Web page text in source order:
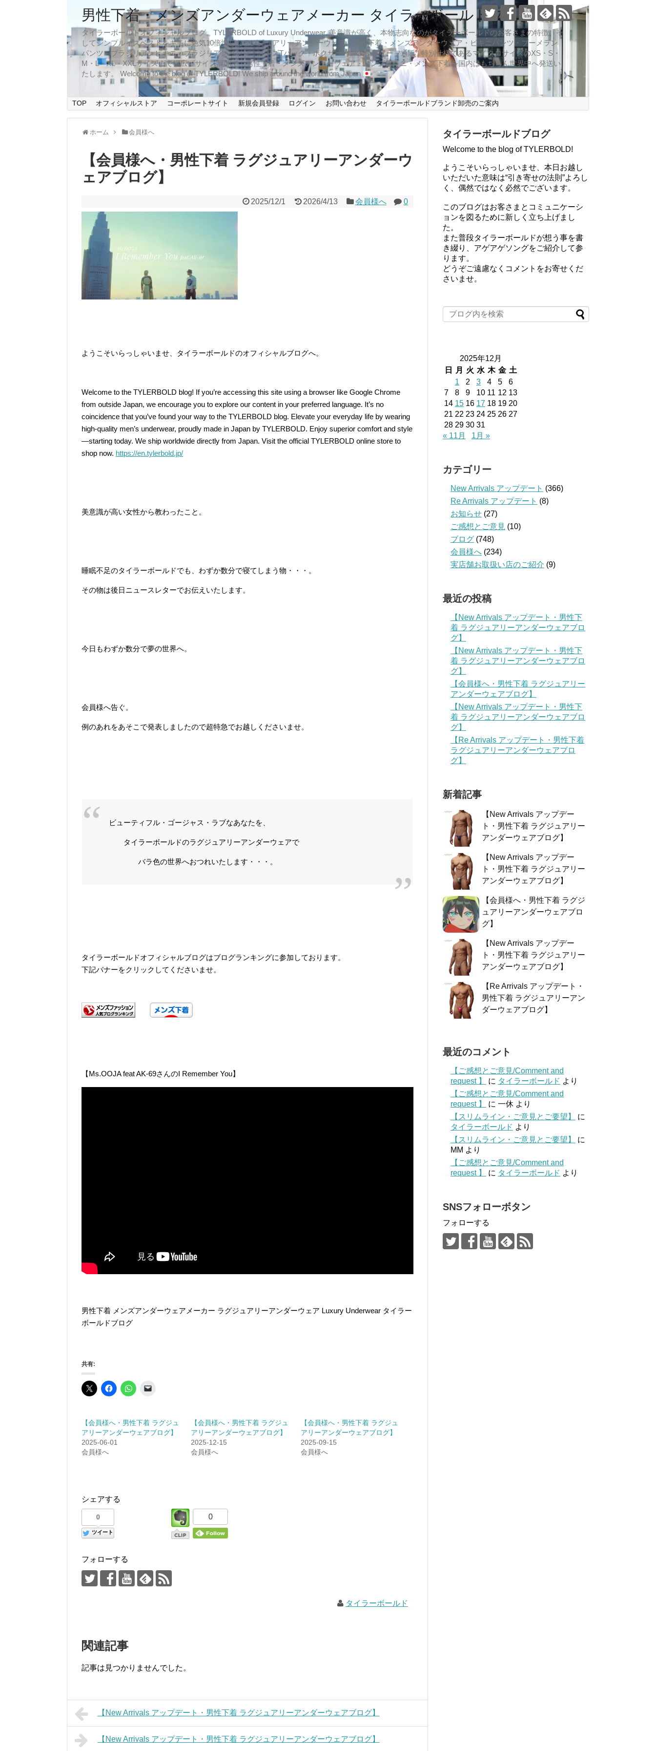
男性下着・メンズアンダーウェアメーカー タイラーボールドブログ
タイラーボールドオフィシャルブログ。TYLERBOLD of Luxury Underwear. 美意識が高く、本物志向なのがタイラーボールドのお客さまの特徴。そ
してシンプルイズベストをキモに色気10倍増しなラグジュアリーアンダーウェア・男性下着・メンズアンダーウェア・ビキニパンツ・ブーメラン
パンツ・ブラジリアンビキニ・ブラジリアンパンツ・メンズTバック・ボクサーパンツ・ブリーフ通販 | 特別仕様であるマイクロサイズのXS・S・
M・L・XL・XXLサイズまで幅広いサイズ展開で、男性下着・メンズアンダーウェア・メンズビキニ・メンズ下着を国内はもちろん世界中へ発送い
たします。 Welcome to the blog of TYLERBOLD! We ship around the world from Japan
TOP オフィシャルストア コーポレートサイト 新規会員登録 ログイン お問い合わせ タイラーボールドブランド卸売のご案内
ホーム 会員様へ
【会員様へ・男性下着 ラグジュアリーアンダーウ
ェアブログ】
2025/12/1 2026/4/13 会員様へ 0
ようこそいらっしゃいませ、タイラーボールドのオフィシャルブログへ。
Welcome to the TYLERBOLD blog! If you’re accessing this site using a browser like Google Chrome
from outside Japan, we encourage you to explore our content in your preferred language. It’s no
coincidence that you’ve found your way to the TYLERBOLD blog. Elevate your everyday life by wearing
high-quality men’s underwear, proudly made in Japan by TYLERBOLD. Enjoy superior comfort and style
—starting today. We ship worldwide directly from Japan. Visit the official TYLERBOLD online store to
shop now. https://en.tylerbold.jp/
美意識が高い女性から教わったこと。
睡眠不足のタイラーボールドでも、わずか数分で寝てしまう物・・・。
その物は後日ニュースレターでお伝えいたします。
今日もわずか数分で夢の世界へ。
会員様へ告ぐ。
例のあれをあそこで発表しましたので超特急でお越しくださいませ。
ビューティフル・ゴージャス・ラブなあなたを、
タイラーボールドのラグジュアリーアンダーウェアで
バラ色の世界へおつれいたします・・・。
タイラーボールドオフィシャルブログはブログランキングに参加しております。
下記バナーをクリックしてくださいませ。
【Ms.OOJA feat AK-69さんのI Remember You】
男性下着 メンズアンダーウェアメーカー ラグジュアリーアンダーウェア Luxury Underwear タイラー
ボールドブログ
共有:
【会員様へ・男性下着 ラグジュ
アリーアンダーウェアブログ】
2025-06-01
会員様へ
【会員様へ・男性下着 ラグジュ
アリーアンダーウェアブログ】
2025-12-15
会員様へ
【会員様へ・男性下着 ラグジュ
アリーアンダーウェアブログ】
2025-09-15
会員様へ
シェアする
0
ツイート
0
フォローする
タイラーボールド
関連記事
記事は見つかりませんでした。
【New Arrivals アップデート・男性下着 ラグジュアリーアンダーウェアブログ】
【New Arrivals アップデート・男性下着 ラグジュアリーアンダーウェアブログ】
タイラーボールドブログ
Welcome to the blog of TYLERBOLD!
ようこそいらっしゃいませ、本日お越し
いただいた意味は“引き寄せの法則”よろし
く、偶然ではなく必然でございます。
このブログはお客さまとコミュニケーシ
ョンを図るために新しく立ち上げまし
た。
また普段タイラーボールドが想う事を書
き綴り、アゲアゲソングをご紹介して参
ります。
どうぞご遠慮なくコメントをお寄せくだ
さいませ。
2025年12月
日
月 火 水 木 金 土
1
2 3 4 5
6
7
8 9 10 11 12 13
14 15 16 17 18 19 20
21 22 23 24 25 26 27
28 29 30 31
« 11月
1月 »
カテゴリー
New Arrivals アップデート (366)
Re Arrivals アップデート (8)
お知らせ (27)
ご感想とご意見 (10)
ブログ (748)
会員様へ (234)
実店舗お取扱い店のご紹介 (9)
最近の投稿
【New Arrivals アップデート・男性下
着 ラグジュアリーアンダーウェアブロ
グ】
【New Arrivals アップデート・男性下
着 ラグジュアリーアンダーウェアブロ
グ】
【会員様へ・男性下着 ラグジュアリー
アンダーウェアブログ】
【New Arrivals アップデート・男性下
着 ラグジュアリーアンダーウェアブロ
グ】
【Re Arrivals アップデート・男性下着
ラグジュアリーアンダーウェアブロ
グ】
新着記事
【New Arrivals アップデー
ト・男性下着 ラグジュアリー
アンダーウェアブログ】
【New Arrivals アップデー
ト・男性下着 ラグジュアリー
アンダーウェアブログ】
【会員様へ・男性下着 ラグジ
ュアリーアンダーウェアブロ
グ】
【New Arrivals アップデー
ト・男性下着 ラグジュアリー
アンダーウェアブログ】
【Re Arrivals アップデート・
男性下着 ラグジュアリーアン
ダーウェアブログ】
最近のコメント
【ご感想とご意見/Comment and
request 】
に タイラーボールド より
【ご感想とご意見/Comment and
request 】
に 一休 より
【スリムライン・ご意見とご要望】
に
タイラーボールド より
【スリムライン・ご意見とご要望】
に
MM より
【ご感想とご意見/Comment and
request 】
に タイラーボールド より
SNSフォローボタン
フォローする